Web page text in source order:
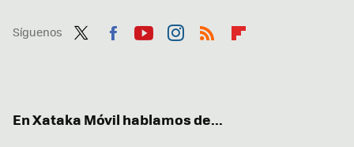
Síguenos
En Xataka Móvil hablamos de...